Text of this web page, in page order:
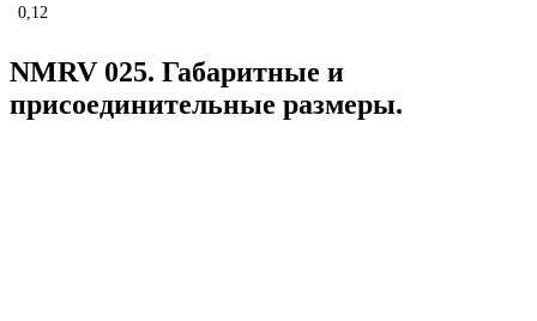
0,12
NMRV 025. Габаритные и
присоединительные размеры.